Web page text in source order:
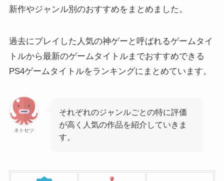
新作やジャンル別のおすすめをまとめました。
過去にプレイした人気の神ゲーと呼ばれるゲームタイ
トルから最新のゲームタイトルまでおすすめできる
PS4ゲームタイトルをランキングにまとめています。
ネトセツ
それぞれのジャンルごとの特に評価
が高く人気の作品を紹介していきま
す。